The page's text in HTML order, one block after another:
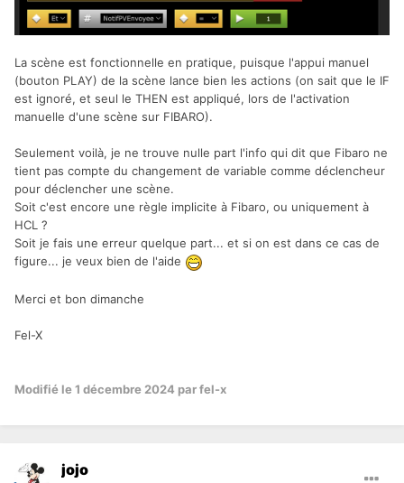
La scène est fonctionnelle en pratique, puisque l'appui manuel
(bouton PLAY) de la scène lance bien les actions (on sait que le IF
est ignoré, et seul le THEN est appliqué, lors de l'activation
manuelle d'une scène sur FIBARO).
Seulement voilà, je ne trouve nulle part l'info qui dit que Fibaro ne
tient pas compte du changement de variable comme déclencheur
pour déclencher une scène.
Soit c'est encore une règle implicite à Fibaro, ou uniquement à
HCL ?
Soit je fais une erreur quelque part... et si on est dans ce cas de
figure... je veux bien de l'aide
Merci et bon dimanche
Fel-X
Modifié le 1 décembre 2024 par fel-x
jojo